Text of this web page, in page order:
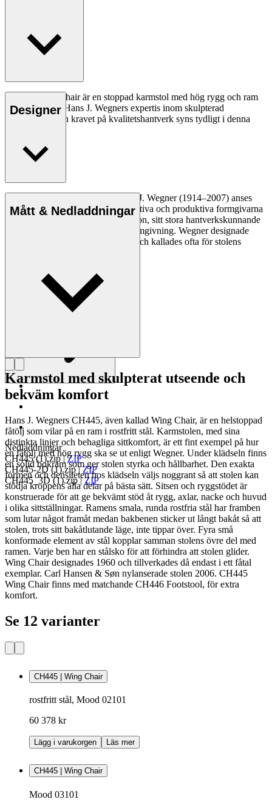
CH445 Wing Chair är en stoppad karmstol med hög rygg och ram
av rostfritt stål. Hans J. Wegners expertis inom skulpterad
formgivning och kravet på kvalitetshantverk syns tydligt i denna
Läs mer
Designer
Den danske möbeldesignern Hans J. Wegner (1914–2007) anses
vara en av de mest kreativa, innovativa och produktiva formgivarna
genom tiderna, känd för sin precision, sitt stora hantverkskunnande
och sin kompromisslösa syn på formgivning. Wegner designade
nästan 500 stolar under sin livstid och kallades ofta för stolens
Läs mer om Hans J. Wegner
Mått & Nedladdningar
Nedladdningar
CH445 (1).zip|ZIP
CH445-2D (1).zip|ZIP
CH445_3D (1).zip|ZIP
Karmstol med skulpterat utseende och
bekväm komfort
Hans J. Wegners CH445, även kallad Wing Chair, är en helstoppad
fåtölj som vilar på en ram i rostfritt stål. Karmstolen, med sina
distinkta linjer och behagliga sittkomfort, är ett fint exempel på hur
en fåtölj med hög rygg ska se ut enligt Wegner. Under klädseln finns
en solid bokram som ger stolen styrka och hållbarhet. Den exakta
formen och densiteten hos klädseln väljs noggrant så att stolen kan
stödja kroppens alla delar på bästa sätt. Sitsen och ryggstödet är
konstruerade för att ge bekvämt stöd åt rygg, axlar, nacke och huvud
i olika sittställningar. Ramens smala, runda rostfria stål har framben
som lutar något framåt medan bakbenen sticker ut långt bakåt så att
stolen, trots sitt bakåtlutande läge, inte tippar över. Fyra små
konformade element av stål kopplar samman stolens övre del med
ramen. Varje ben har en stålsko för att förhindra att stolen glider.
Wing Chair designades 1960 och tillverkades då endast i ett fåtal
exemplar. Carl Hansen & Søn nylanserade stolen 2006. CH445
Wing Chair finns med matchande CH446 Footstool, för extra
komfort.
Se 12 varianter
CH445 | Wing Chair
rostfritt stål, Mood 02101
60 378 kr
Lägg i varukorgen Läs mer
CH445 | Wing Chair
Mood 03101